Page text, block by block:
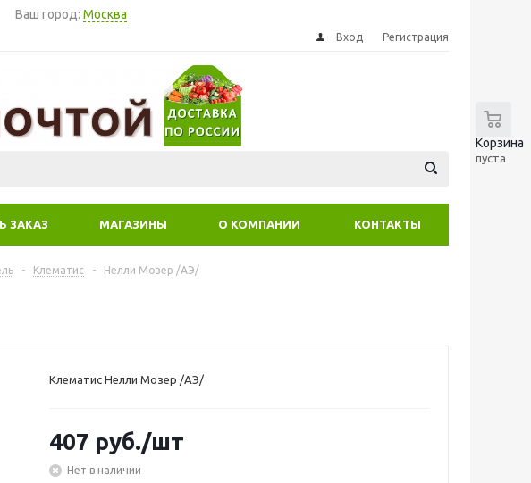
Ваш город: Москва
Вход Регистрация
Корзина
пуста
ЗАКАЗ МАГАЗИНЫ О КОМПАНИИ КОНТАКТЫ
- Клематис - Нелли Мозер /АЭ/
Клематис Нелли Мозер /АЭ/
407 руб./шт
Нет в наличии